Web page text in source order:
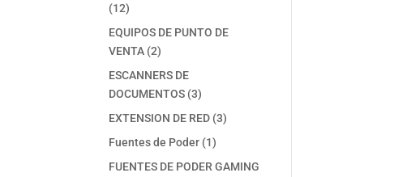
1212
productos
EQUIPOS DE PUNTO DE
VENTA 22
productos
ESCANNERS DE
DOCUMENTOS 33
productos
EXTENSION DE RED 33
Fuentes de Poder 11
producto
FUENTES DE PODER GAMING